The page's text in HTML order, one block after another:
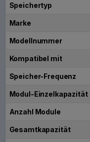
Speichertyp
Marke
Modellnummer
Kompatibel mit
Speicher-Frequenz
Modul-Einzelkapazität
Anzahl Module
Gesamtkapazität